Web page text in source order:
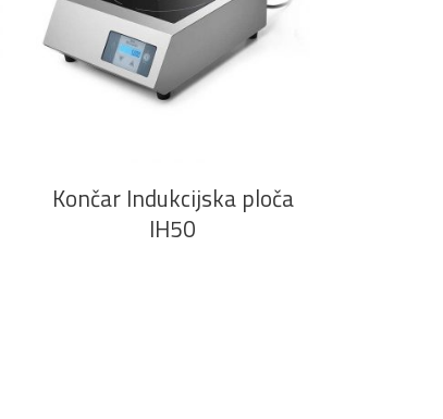
PROČITAJ VIŠE
Končar Indukcijska ploča
IH50